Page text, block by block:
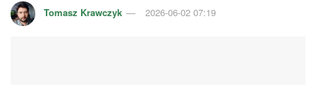
Tomasz Krawczyk 2026-06-02 07:19